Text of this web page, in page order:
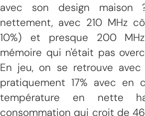
avec son design
nettement, avec 210 MHz
10%) et presque 200
mémoire qui n'était pas
En jeu, on se retrouve
pratiquement 17% avec en
température en nette
consommation qui croit de